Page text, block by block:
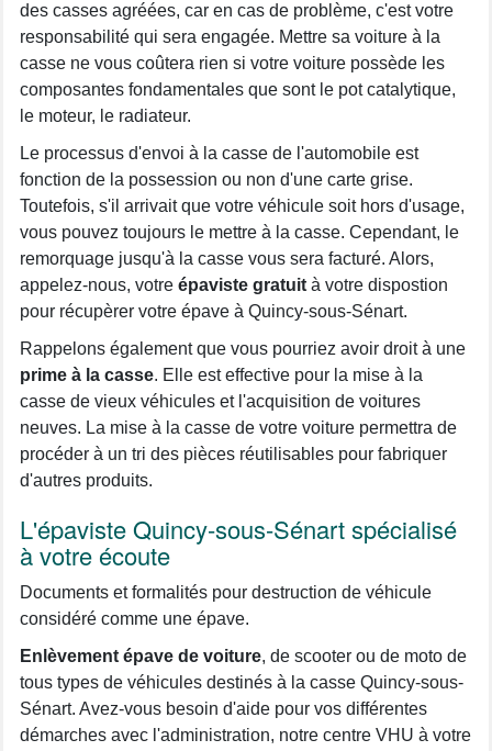
des casses agréées, car en cas de problème, c'est votre
responsabilité qui sera engagée. Mettre sa voiture à la
casse ne vous coûtera rien si votre voiture possède les
composantes fondamentales que sont le pot catalytique,
le moteur, le radiateur.
Le processus d'envoi à la casse de l'automobile est
fonction de la possession ou non d'une carte grise.
Toutefois, s'il arrivait que votre véhicule soit hors d'usage,
vous pouvez toujours le mettre à la casse. Cependant, le
remorquage jusqu'à la casse vous sera facturé. Alors,
appelez-nous, votre épaviste gratuit à votre dispostion
pour récupèrer votre épave à Quincy-sous-Sénart.
Rappelons également que vous pourriez avoir droit à une
prime à la casse. Elle est effective pour la mise à la
casse de vieux véhicules et l'acquisition de voitures
neuves. La mise à la casse de votre voiture permettra de
procéder à un tri des pièces réutilisables pour fabriquer
d'autres produits.
L'épaviste Quincy-sous-Sénart spécialisé
à votre écoute
Documents et formalités pour destruction de véhicule
considéré comme une épave.
Enlèvement épave de voiture, de scooter ou de moto de
tous types de véhicules destinés à la casse Quincy-sous-
Sénart. Avez-vous besoin d'aide pour vos différentes
démarches avec l'administration, notre centre VHU à votre